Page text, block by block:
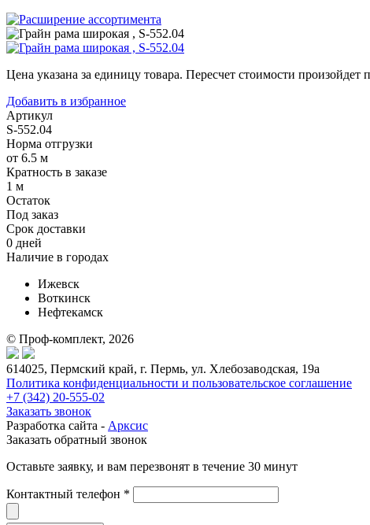
Цена указана за единицу товара. Пересчет стоимости произойдет
Добавить в избранное
Артикул
S-552.04
Норма отгрузки
от 6.5 м
Кратность в заказе
1 м
Остаток
Под заказ
Срок доставки
0 дней
Наличие в городах
Ижевск
Воткинск
Нефтекамск
© Проф-комплект, 2026
614025, Пермский край, г. Пермь, ул. Хлебозаводская, 19а
Политика конфиденциальности и пользовательское соглашение
+7 (342) 20-555-02
Заказать звонок
Разработка сайта - Арксис
Заказать обратный звонок
Оставьте заявку, и вам перезвонят в течение 30 минут
Контактный телефон *